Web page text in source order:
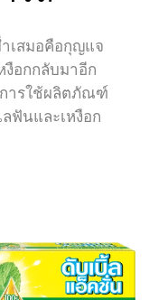
เสมอคือกุญแจ
อกกลับมาอีก
ารใช้ผลิตภัณฑ์
ฟันและเหงือก